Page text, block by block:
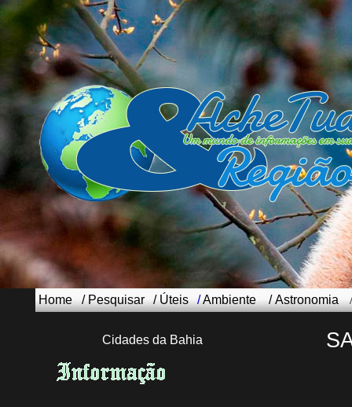
Home / Pesquisar / Úteis /Ambiente /Astronomia
Cidades da Bahia